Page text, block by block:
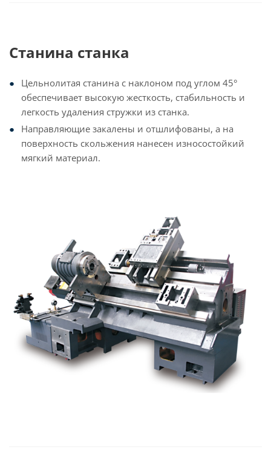
Станина станка
Цельнолитая станина с наклоном под углом 45°
обеспечивает высокую жесткость, стабильность и
легкость удаления стружки из станка.
Направляющие закалены и отшлифованы, а на
поверхность скольжения нанесен износостойкий
мягкий материал.